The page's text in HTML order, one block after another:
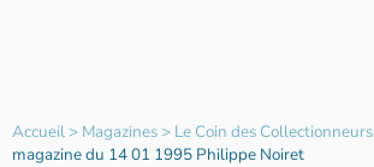
Accueil> Magazines> Le Coin des Collectionneurs
magazine du 14 01 1995 Philippe Noiret